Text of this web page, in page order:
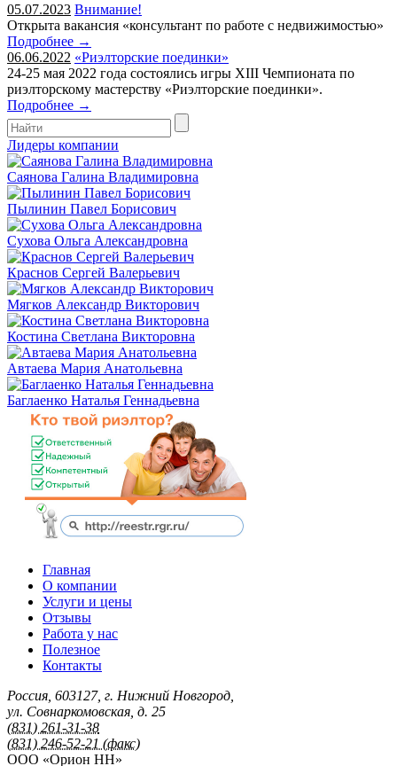
05.07.2023 Внимание!
Открыта вакансия «консультант по работе с недвижимостью»
Подробнее →
06.06.2022 «Риэлторские поединки»
24-25 мая 2022 года состоялись игры XIII Чемпионата по
риэлторскому мастерству «Риэлторские поединки».
Подробнее →
Лидеры компании
Саянова Галина Владимировна
Пылинин Павел Борисович
Сухова Ольга Александровна
Краснов Сергей Валерьевич
Мягков Александр Викторович
Костина Светлана Викторовна
Автаева Мария Анатольевна
Баглаенко Наталья Геннадьевна
Главная
О компании
Услуги и цены
Отзывы
Работа у нас
Полезное
Контакты
Россия 603127, г. Нижний Новгород
ул. Совнаркомовская, д. 25
(831) 261-31-38
(831) 246-52-21 (факс)
ООО «Орион НН»